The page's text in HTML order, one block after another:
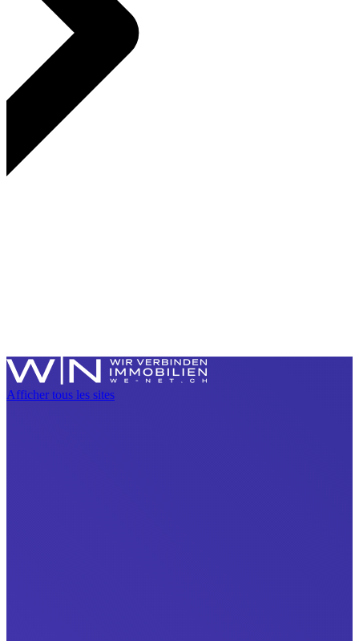
Afficher tous les sites